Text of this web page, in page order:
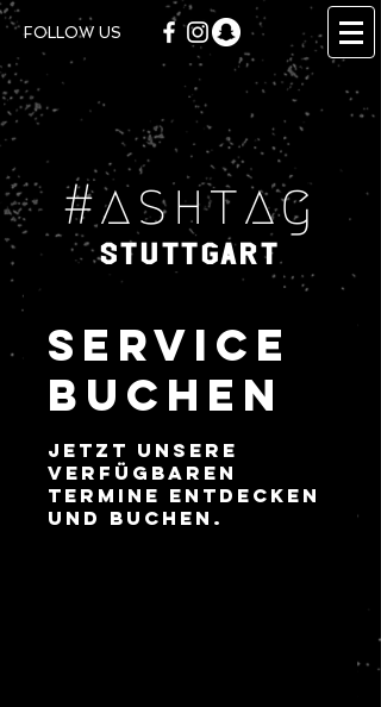
FOLLOW US
#ashtag
Stuttgart
Service
buchen
Jetzt unsere
verfügbaren
Termine entdecken
und buchen.